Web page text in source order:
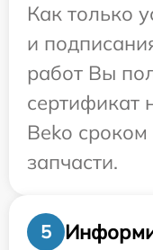
Как только
и
работ Вы
сертификат
Beko
запчасти.
5